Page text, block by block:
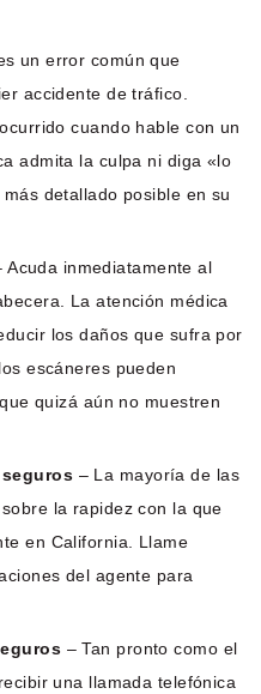
un error común que
accidente de tráfico.
cuando hable con un
admita la culpa ni diga «lo
detallado posible en su
Acuda inmediatamente al
La atención médica
los daños que sufra por
escáneres pueden
quizá aún no muestren
– La mayoría de las
la rapidez con la que
en California. Llame
del agente para
– Tan pronto como el
una llamada telefónica